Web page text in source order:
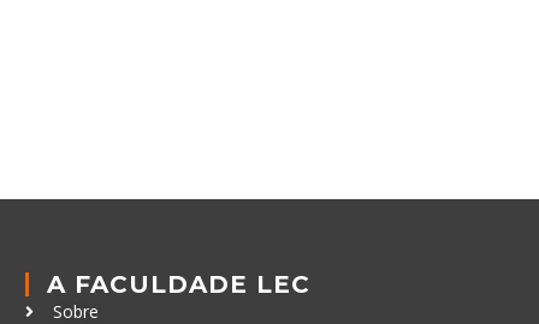
A FACULDADE LEC
Sobre